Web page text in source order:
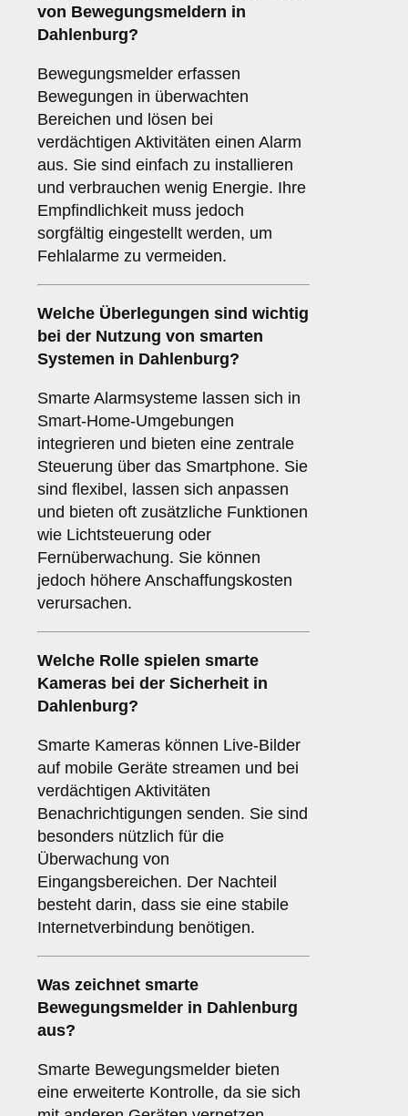
von Bewegungsmeldern in
Dahlenburg?
Bewegungsmelder erfassen
Bewegungen in überwachten
Bereichen und lösen bei
verdächtigen Aktivitäten einen Alarm
aus. Sie sind einfach zu installieren
und verbrauchen wenig Energie. Ihre
Empfindlichkeit muss jedoch
sorgfältig eingestellt werden, um
Fehlalarme zu vermeiden.
Welche Überlegungen sind wichtig
bei der Nutzung von smarten
Systemen in Dahlenburg?
Smarte Alarmsysteme lassen sich in
Smart-Home-Umgebungen
integrieren und bieten eine zentrale
Steuerung über das Smartphone. Sie
sind flexibel, lassen sich anpassen
und bieten oft zusätzliche Funktionen
wie Lichtsteuerung oder
Fernüberwachung. Sie können
jedoch höhere Anschaffungskosten
verursachen.
Welche Rolle spielen smarte
Kameras bei der Sicherheit in
Dahlenburg?
Smarte Kameras können Live-Bilder
auf mobile Geräte streamen und bei
verdächtigen Aktivitäten
Benachrichtigungen senden. Sie sind
besonders nützlich für die
Überwachung von
Eingangsbereichen. Der Nachteil
besteht darin, dass sie eine stabile
Internetverbindung benötigen.
Was zeichnet smarte
Bewegungsmelder in Dahlenburg
aus?
Smarte Bewegungsmelder bieten
eine erweiterte Kontrolle, da sie sich